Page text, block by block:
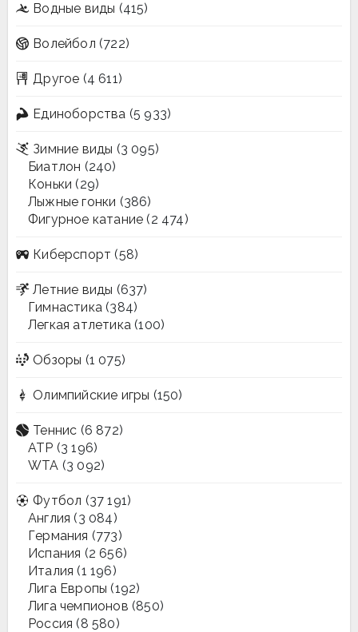
Водные виды (415)
Волейбол (722)
Другое (4 611)
Единоборства (5 933)
Зимние виды (3 095)
Биатлон (240)
Коньки (29)
Лыжные гонки (386)
Фигурное катание (2 474)
Киберспорт (58)
Летние виды (637)
Гимнастика (384)
Легкая атлетика (100)
Обзоры (1 075)
Олимпийские игры (150)
Теннис (6 872)
ATP (3 196)
WTA (3 092)
Футбол (37 191)
Англия (3 084)
Германия (773)
Испания (2 656)
Италия (1 196)
Лига Европы (192)
Лига чемпионов (850)
Россия (8 580)